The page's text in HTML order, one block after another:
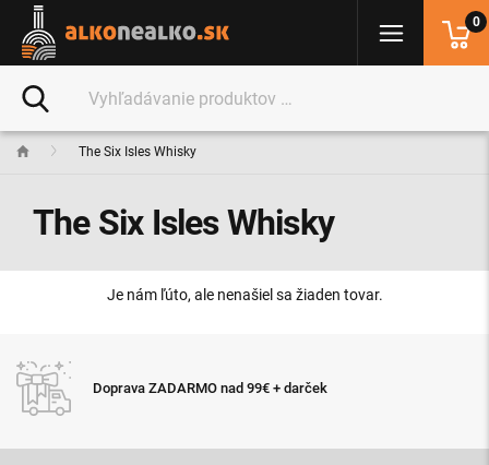
The Six Isles Whisky
The Six Isles Whisky
Je nám ľúto, ale nenašiel sa žiaden tovar.
Doprava ZADARMO nad 99€ + darček
0